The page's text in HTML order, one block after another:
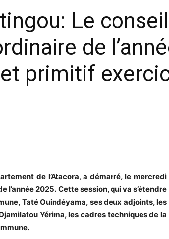
Le
de
primitif
de l’Atacora, a démarré, le mercredi
2025. Cette session, qui va s’étendre
Taté Ouindéyama, ses deux adjoints, les
Yérima, les cadres techniques de la